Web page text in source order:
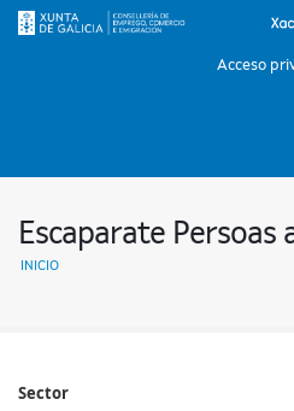
Acceso
Escaparate Persoas
INICIO
Sector